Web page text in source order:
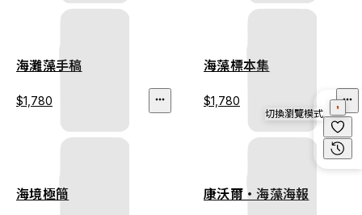
海灘藻手稿
$1,780
海藻標本集
$1,780
海境極簡 康沃爾・海藻海報
切換瀏覽模式